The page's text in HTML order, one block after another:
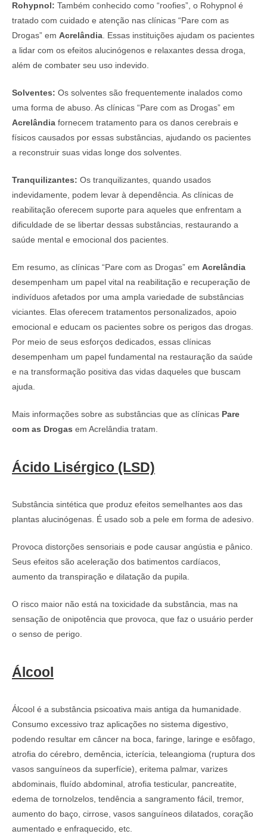
Rohypnol: Também conhecido como “roofies”, o Rohypnol é
tratado com cuidado e atenção nas clínicas “Pare com as
Drogas” em Acrelândia . Essas instituições ajudam os pacientes
a lidar com os efeitos alucinógenos e relaxantes dessa droga,
além de combater seu uso indevido.
Solventes: Os solventes são frequentemente inalados como
uma forma de abuso. As clínicas “Pare com as Drogas” em
Acrelândia fornecem tratamento para os danos cerebrais e
físicos causados por essas substâncias, ajudando os pacientes
a reconstruir suas vidas longe dos solventes.
Tranquilizantes: Os tranquilizantes, quando usados
indevidamente, podem levar à dependência. As clínicas de
reabilitação oferecem suporte para aqueles que enfrentam a
dificuldade de se libertar dessas substâncias, restaurando a
saúde mental e emocional dos pacientes.
Em resumo, as clínicas “Pare com as Drogas” em Acrelândia
desempenham um papel vital na reabilitação e recuperação de
indivíduos afetados por uma ampla variedade de substâncias
viciantes. Elas oferecem tratamentos personalizados, apoio
emocional e educam os pacientes sobre os perigos das drogas.
Por meio de seus esforços dedicados, essas clínicas
desempenham um papel fundamental na restauração da saúde
e na transformação positiva das vidas daqueles que buscam
ajuda.
Mais informações sobre as substâncias que as clínicas Pare
com as Drogas em Acrelândia tratam.
Ácido Lisérgico (LSD)
Substância sintética que produz efeitos semelhantes aos das
plantas alucinógenas. É usado sob a pele em forma de adesivo.
Provoca distorções sensoriais e pode causar angústia e pânico.
Seus efeitos são aceleração dos batimentos cardíacos,
aumento da transpiração e dilatação da pupila.
O risco maior não está na toxicidade da substância, mas na
sensação de onipotência que provoca, que faz o usuário perder
o senso de perigo.
Álcool
Álcool é a substância psicoativa mais antiga da humanidade.
Consumo excessivo traz aplicações no sistema digestivo,
podendo resultar em câncer na boca, faringe, laringe e esôfago,
atrofia do cérebro, demência, icterícia, teleangioma (ruptura dos
vasos sanguíneos da superfície), eritema palmar, varizes
abdominais, fluído abdominal, atrofia testicular, pancreatite,
edema de tornolzelos, tendência a sangramento fácil, tremor,
aumento do baço, cirrose, vasos sanguíneos dilatados, coração
aumentado e enfraquecido, etc.